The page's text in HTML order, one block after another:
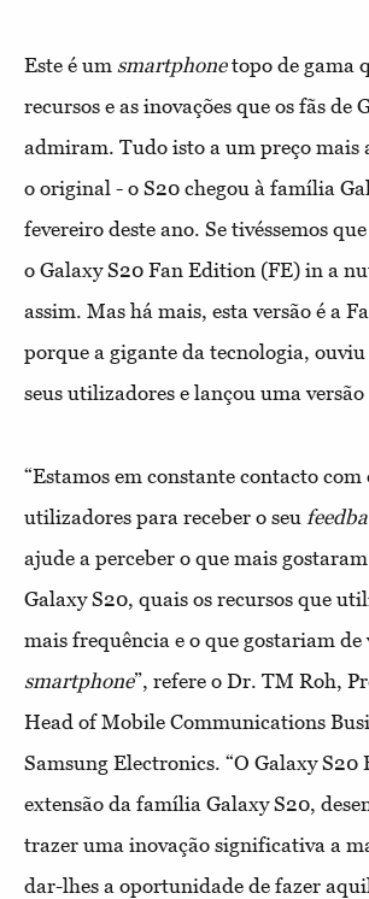
Este é um smartphonetopo de gama
recursos e as inovações que os fãs de
admiram. Tudo isto a um preço mais
o original - o S20 chegou à família
fevereiro deste ano. Se tivéssemos
o Galaxy S20 Fan Edition (FE) in a
assim. Mas há mais, esta versão é a
porque a gigante da tecnologia, ouviu
seus utilizadores e lançou uma versão
“Estamos em constante contacto com
utilizadores para receber o seu
ajude a perceber o que mais
Galaxy S20, quais os recursos que
mais frequência e o que gostariam de
smartphone”, refere o Dr. TM Roh,
Head of Mobile Communications
Samsung Electronics. “O Galaxy S20
extensão da família Galaxy S20,
trazer uma inovação significativa a
dar-lhes a oportunidade de fazer